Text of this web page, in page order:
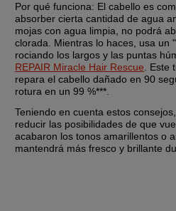
Por qué funciona: El cabello es
absorber cierta cantidad de agua
mojas con agua limpia, no podrá
clorada. Mientras lo haces, usa un
rociando los largos y las puntas
REPAIR Miracle Hair Rescue .
repara el cabello dañado en 90
rotura en un 99 %***.
Teniendo en cuenta estos
reducir las posibilidades de que
acabaron los tonos amarillentos o
mantendrá más fresco y brillante